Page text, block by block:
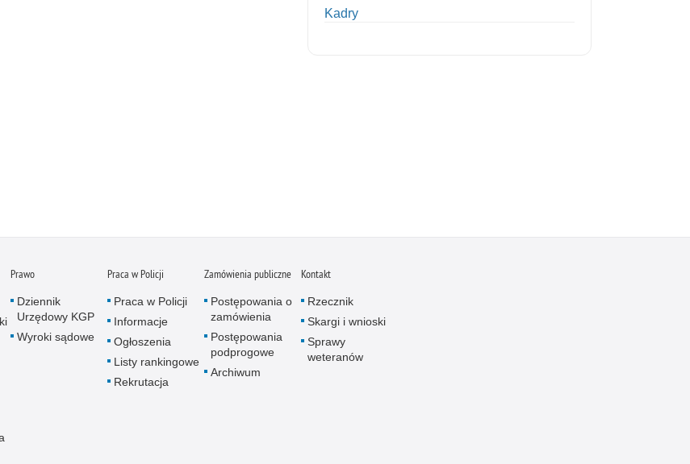
Kadry
Nietrzeźwi kierujący
Nietrzeźwi opiekunowie
Prawo
Dziennik
Urzędowy KGP
Wyroki sądowe
Praca w Policji
Praca w Policji
Informacje
Ogłoszenia
Listy rankingowe
Rekrutacja
Zamówienia publiczne
Postępowania o
zamówienia
Postępowania
podprogowe
Archiwum
Kontakt
Rzecznik
Skargi i wnioski
Sprawy
weteranów